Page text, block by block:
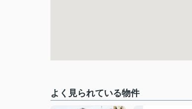
よく見られている物件